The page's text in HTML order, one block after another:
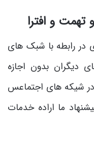
و افترا
در رابطه با شبک های
دیگران بدون اجازه
شیکه های اجتماعس
ما اراده خدمات